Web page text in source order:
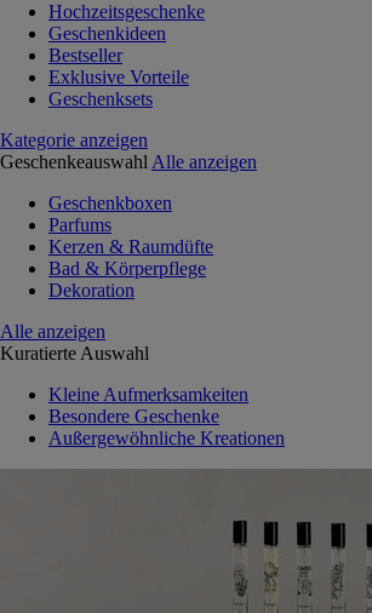
Hochzeitsgeschenke
Geschenkideen
Bestseller
Exklusive Vorteile
Geschenksets
Kategorie anzeigen
Geschenkeauswahl Alle anzeigen
Geschenkboxen
Parfums
Kerzen & Raumdüfte
Bad & Körperpflege
Dekoration
Alle anzeigen
Kuratierte Auswahl
Kleine Aufmerksamkeiten
Besondere Geschenke
Außergewöhnliche Kreationen